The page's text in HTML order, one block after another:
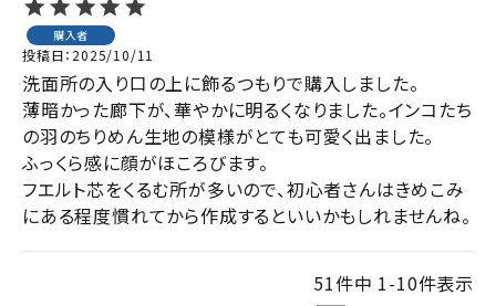
購入者
投稿日 2025/10/11
洗面所の入り口の上に飾るつもりで購入しました。
薄暗かった廊下が、華やかに明るくなりました。インコたち
の羽のちりめん生地の模様がとても可愛く出ました。
ふっくら感に顔がほころびます。
フエルト芯をくるむ所が多いので、初心者さんはきめこみ
にある程度慣れてから作成するといいかもしれませんね。
51件中 1-10件表示